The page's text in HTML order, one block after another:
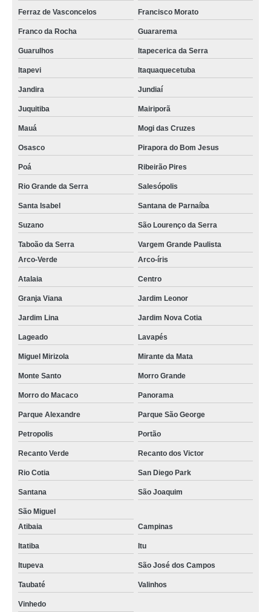
Ferraz de Vasconcelos Francisco Morato
Franco da Rocha Guararema
Guarulhos Itapecerica da Serra
Itapevi Itaquaquecetuba
Jandira Jundiaí
Juquitiba Mairiporã
Mauá Mogi das Cruzes
Osasco Pirapora do Bom Jesus
Poá Ribeirão Pires
Rio Grande da Serra Salesópolis
Santa Isabel Santana de Parnaíba
Suzano São Lourenço da Serra
Taboão da Serra
Vargem Grande Paulista
Arco-Verde
Arco-íris
Atalaia Centro
Granja Viana Jardim Leonor
Jardim Lina Jardim Nova Cotia
Lageado Lavapés
Miguel Mirizola Mirante da Mata
Monte Santo Morro Grande
Morro do Macaco Panorama
Parque Alexandre Parque São George
Petropolis Portão
Recanto Verde Recanto dos Victor
Rio Cotia San Diego Park
Santana São Joaquim
São Miguel
Atibaia
Campinas
Itatiba Itu
Itupeva São José dos Campos
Taubaté Valinhos
Vinhedo